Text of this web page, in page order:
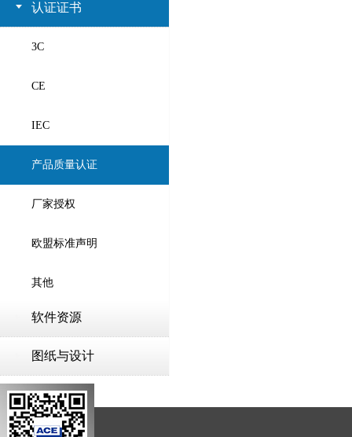
认证证书
3C
CE
IEC
产品质量认证
厂家授权
欧盟标准声明
其他
软件资源
图纸与设计